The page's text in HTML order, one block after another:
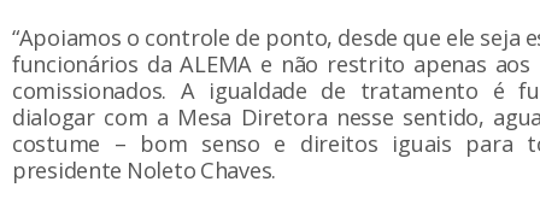
“Apoiamos o controle de ponto, desde que ele seja
funcionários da ALEMA e não restrito apenas
comissionados. A igualdade de tratamento é
dialogar com a Mesa Diretora nesse sentido,
costume – bom senso e direitos iguais para
presidente Noleto Chaves.